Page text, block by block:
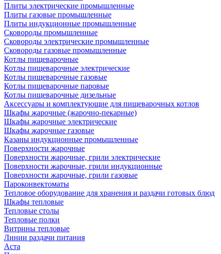
Плиты электрические промышленные
Плиты газовые промышленные
Плиты индукционные промышленные
Сковороды промышленные
Сковороды электрические промышленные
Сковороды газовые промышленные
Котлы пищеварочные
Котлы пищеварочные электрические
Котлы пищеварочные газовые
Котлы пищеварочные паровые
Котлы пищеварочные дизельные
Аксессуары и комплектующие для пищеварочных котлов
Шкафы жарочные (жарочно-пекарные)
Шкафы жарочные электрические
Шкафы жарочные газовые
Казаны индукционные промышленные
Поверхности жарочные
Поверхности жарочные, грили электрические
Поверхности жарочные, грили индукционные
Поверхности жарочные, грили газовые
Пароконвектоматы
Тепловое оборудование для хранения и раздачи готовых блюд
Шкафы тепловые
Тепловые столы
Тепловые полки
Витрины тепловые
Линии раздачи питания
Аста